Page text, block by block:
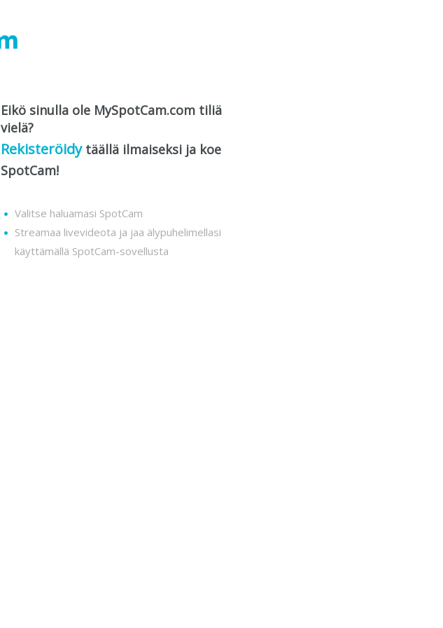
Eikö sinulla ole MySpotCam.com tiliä
vielä?
Rekisteröidy täällä ilmaiseksi ja koe
SpotCam!
Valitse haluamasi SpotCam
Streamaa livevideota ja jaa älypuhelimellasi
käyttämällä SpotCam-sovellusta